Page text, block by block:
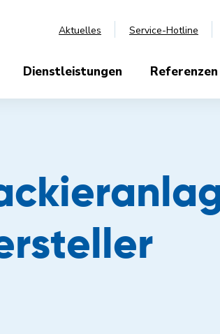
Aktuelles Service-Hotline
Dienstleistungen Referenzen